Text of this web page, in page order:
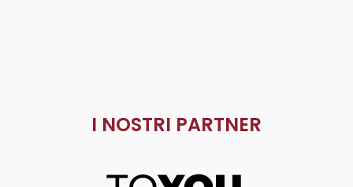
I NOSTRI PARTNER